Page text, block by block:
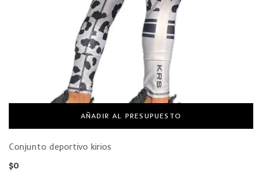
AÑADIR AL PRESUPUESTO
Conjunto deportivo kirios
$0